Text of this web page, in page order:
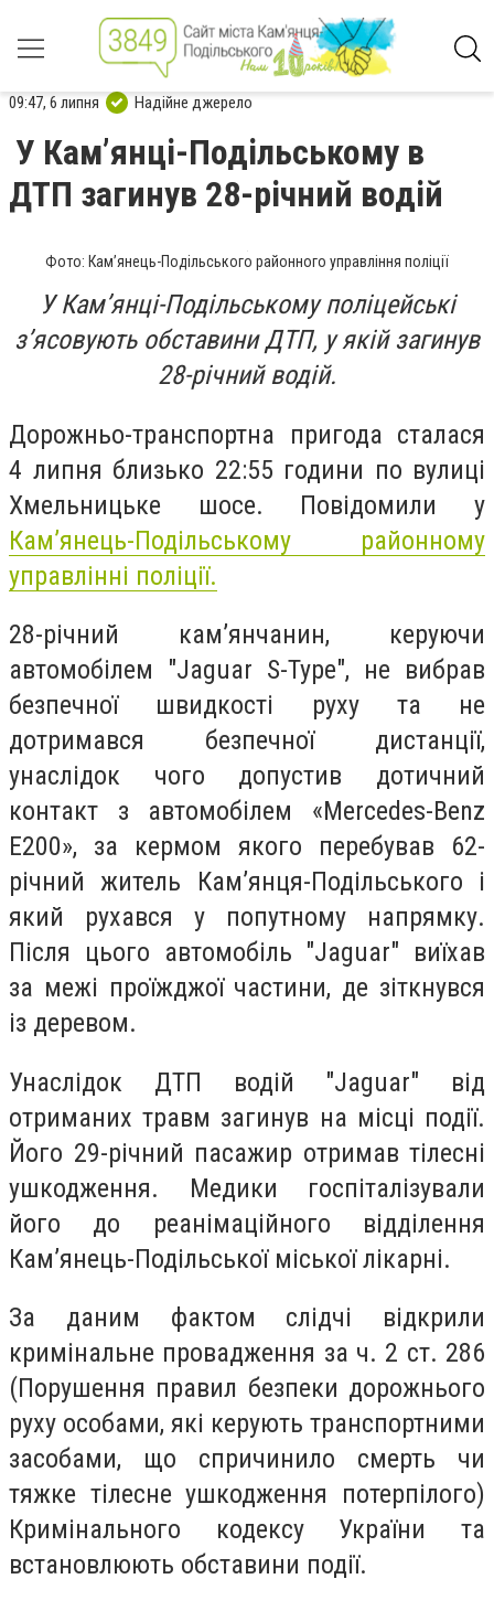
09:47, 6 липня Надійне джерело
У Камʼянці-Подільському в
ДТП загинув 28-річний водій
Фото: Кам’янець-Подільського районного управління поліції
У Камʼянці-Подільському поліцейські
зʼясовують обставини ДТП, у якій загинув
28-річний водій.
Дорожньо-транспортна пригода сталася
4 липня близько 22:55 години по вулиці
Хмельницьке шосе. Повідомили у
Кам’янець-Подільському районному
управлінні поліції.
28-річний кам’янчанин, керуючи
автомобілем "Jaguar S-Type", не вибрав
безпечної швидкості руху та не
дотримався безпечної дистанції,
унаслідок чого допустив дотичний
контакт з автомобілем «Mercedes-Benz
E200», за кермом якого перебував 62-
річний житель Кам’янця-Подільського і
який рухався у попутному напрямку.
Після цього автомобіль "Jaguar" виїхав
за межі проїжджої частини, де зіткнувся
із деревом.
Унаслідок ДТП водій "Jaguar" від
отриманих травм загинув на місці події.
Його 29-річний пасажир отримав тілесні
ушкодження. Медики госпіталізували
його до реанімаційного відділення
Камʼянець-Подільської міської лікарні.
За даним фактом слідчі відкрили
кримінальне провадження за ч. 2 ст. 286
(Порушення правил безпеки дорожнього
руху особами, які керують транспортними
засобами, що спричинило смерть чи
тяжке тілесне ушкодження потерпілого)
Кримінального кодексу України та
встановлюють обставини події.